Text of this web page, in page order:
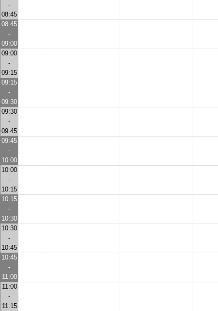
-
08:45
08:45
-
09:00
09:00
-
09:15
09:15
-
09:30
09:30
-
09:45
09:45
-
10:00
10:00
-
10:15
10:15
-
10:30
10:30
-
10:45
10:45
-
11:00
11:00
-
11:15